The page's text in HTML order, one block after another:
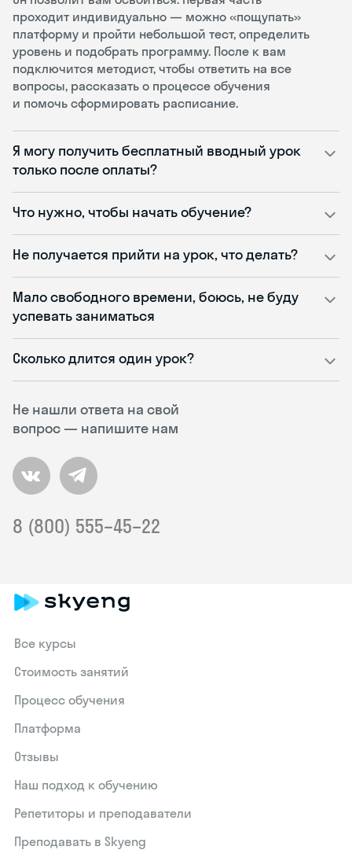
Не нашли ответа на свой
вопрос — напишите нам
8 (800) 555–45–22
проходит индивидуально — можно «пощупать»
платформу и пройти небольшой тест, определить
уровень и подобрать программу. После к вам
подключится методист, чтобы ответить на все
вопросы, рассказать о процессе обучения
и помочь сформировать расписание.
Я могу получить бесплатный вводный урок
только после оплаты?
Что нужно, чтобы начать обучение?
Не получается прийти на урок, что делать?
Мало свободного времени, боюсь, не буду
успевать заниматься
Сколько длится один урок?
Все курсы
Стоимость занятий
Процесс обучения
Платформа
Отзывы
Наш подход к обучению
Репетиторы и преподаватели
Преподавать в Skyeng